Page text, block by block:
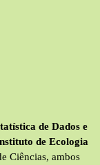
de Dados e
de Ecologia
Ciências, ambos